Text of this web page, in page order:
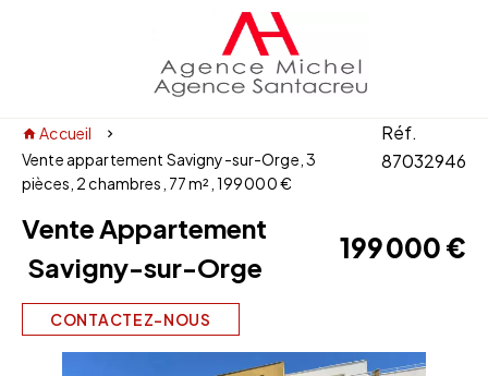
Accueil
Vente appartement Savigny-sur-Orge, 3
pièces, 2 chambres, 77 m², 199 000 €
Réf.
87032946
CONTACTEZ-NOUS
Vente Appartement
Savigny-sur-Orge
199 000 €